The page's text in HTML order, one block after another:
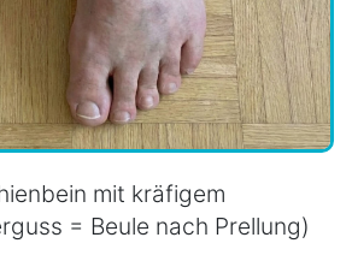
mit kräfigem
= Beule nach Prellung)